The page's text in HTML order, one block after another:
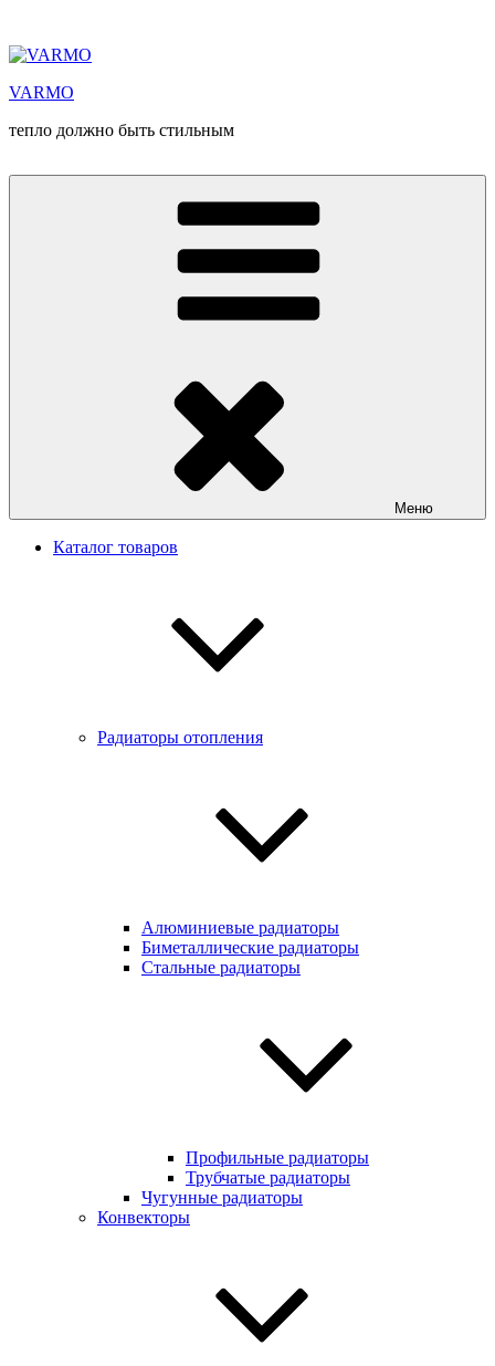
содержимому
VARMO
тепло должно быть стильным
Меню
Каталог товаров
Радиаторы отопления
Алюминиевые радиаторы
Биметаллические радиаторы
Стальные радиаторы
Профильные радиаторы
Трубчатые радиаторы
Чугунные радиаторы
Конвекторы